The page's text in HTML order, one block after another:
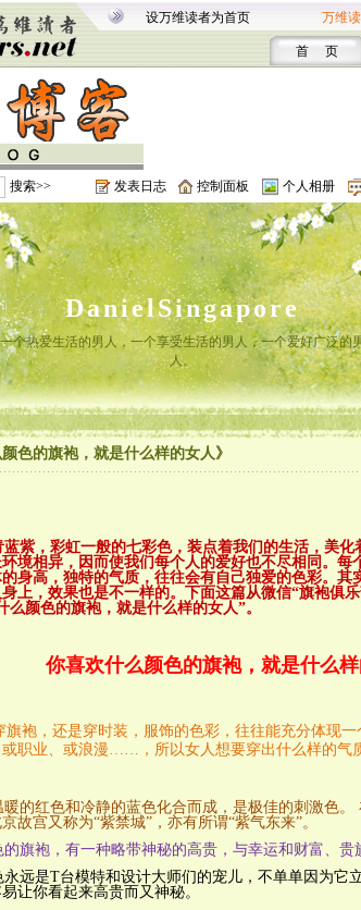
设万维读者为首页 万维
首 页
搜索>> 发表日志 控制面板 个人相册
DanielSingapore
个热爱生活的男人，一个享受生活的男人，一个爱好广泛的
人。
颜色的旗袍，就是什么样的女人》
蓝紫，彩虹一般的七彩色，装点着我们的生活，美
境相异，因而使我们每个人的爱好也不尽相同。每
身高，独特的气质，往往会有自己独爱的色彩。其
上，效果也是不一样的。下面这篇从微信“旗袍俱
么颜色的旗袍，就是什么样的女人”。
你喜欢什么颜色的旗袍，就是什么
旗袍，还是穿时装，服饰的色彩，往往能充分体现
职业、或浪漫……，所以女人想要穿出什么样的气
的红色和冷静的蓝色化合而成，是极佳的刺激色。
故宫又称为“紫禁城”，亦有所谓“紫气东来”。
的旗袍，有一种略带神秘的高贵，与幸运和财富、贵
永远是T台模特和设计大师们的宠儿，不单单因为它
让你看起来高贵而又神秘。